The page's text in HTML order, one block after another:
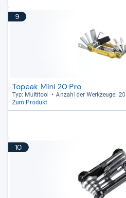
9
Topeak Mini 20 Pro
Typ: Mul­ti­tool
Anzahl der Werk­zeuge: 20
Zum Produkt
10